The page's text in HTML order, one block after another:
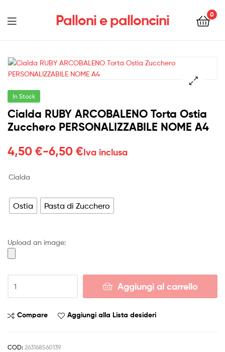
Palloni e palloncini 0
Menu
In Stock
Cialda RUBY ARCOBALENO Torta Ostia
Zucchero PERSONALIZZABILE NOME A4
4,50 €-6,50 €
Fascia
da
a
Iva inclusa
Cialda
Ostia Pasta di Zucchero
Upload an image:
RUBY
Torta
PERSONALIZZABILE
Aggiungi al carrello
Compare Aggiungi alla Lista desideri
COD: 263168560139